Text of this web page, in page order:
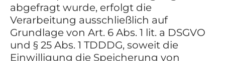
abgefragt wurde, erfolgt die
Verarbeitung ausschließlich auf
Grundlage von Art. 6 Abs. 1 lit. a DSGVO
und § 25 Abs. 1 TDDDG, soweit die
Einwilligung die Speicherung von